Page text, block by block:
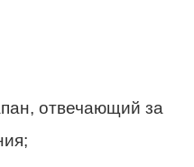
отвечающий за